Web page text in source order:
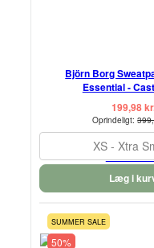
Björn Borg
Essential -
199,98
Oprindeligt:
XS - Xtra
Læg i
SUMMER SALE
50%